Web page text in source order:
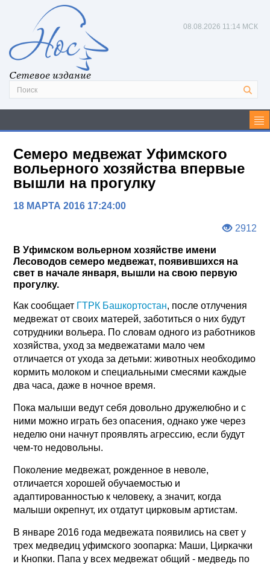
Сетевое издание
08.08.2026 11:14 МСК
Семеро медвежат Уфимского
вольерного хозяйства впервые
вышли на прогулку
18 МАРТА 2016 17:24:00
2912
В Уфимском вольерном хозяйстве имени
Лесоводов семеро медвежат, появившихся на
свет в начале января, вышли на свою первую
прогулку.
Как сообщает ГТРК Башкортостан, после отлучения
медвежат от своих матерей, заботиться о них будут
сотрудники вольера. По словам одного из работников
хозяйства, уход за медвежатами мало чем
отличается от ухода за детьми: животных необходимо
кормить молоком и специальными смесями каждые
два часа, даже в ночное время.
Пока малыши ведут себя довольно дружелюбно и с
ними можно играть без опасения, однако уже через
неделю они начнут проявлять агрессию, если будут
чем-то недовольны.
Поколение медвежат, рожденное в неволе,
отличается хорошей обучаемостью и
адаптированностью к человеку, а значит, когда
малыши окрепнут, их отдатут цирковым артистам.
В январе 2016 года медвежата появились на свет у
трех медведиц уфимского зоопарка: Маши, Циркачки
и Кнопки. Папа у всех медвежат общий - медведь по